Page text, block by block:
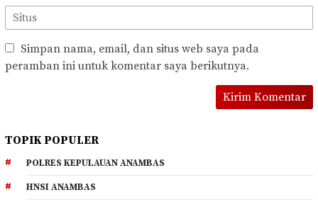
Simpan nama, email, dan situs web saya pada
peramban ini untuk komentar saya berikutnya.
TOPIK POPULER
POLRES KEPULAUAN ANAMBAS
HNSI ANAMBAS